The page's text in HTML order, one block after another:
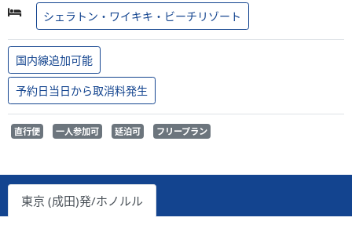
シェラトン・ワイキキ・ビーチリゾート
国内線追加可能
予約日当日から取消料発生
直行便 一人参加可 延泊可 フリープラン
東京 (成田)発/ホノルル